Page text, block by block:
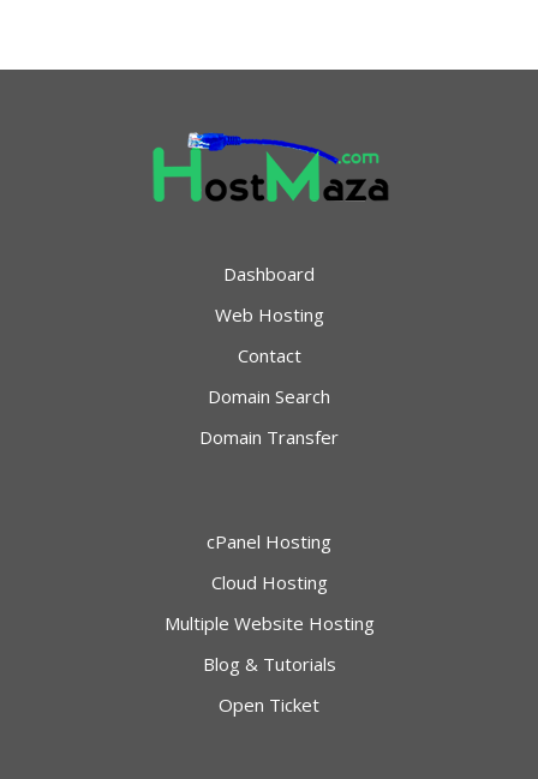
Dashboard
Web Hosting
Contact
Domain Search
Domain Transfer
cPanel Hosting
Cloud Hosting
Multiple Website Hosting
Blog & Tutorials
Open Ticket